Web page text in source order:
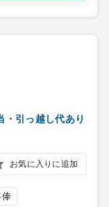
引っ越し代あり
お気に入りに追加
俸